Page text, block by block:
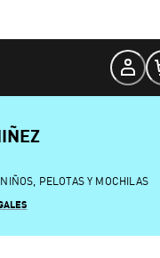
PELOTAS Y MOCHILAS